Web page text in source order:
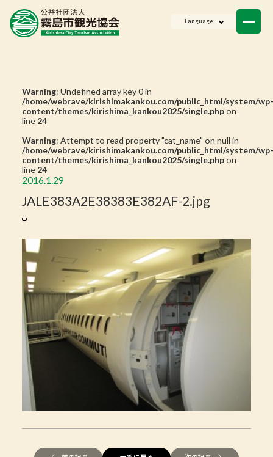
Language
Warning: Undefined array key 0 in
/home/webrave/kirishimakankou.com/public_html/system/wp-
content/themes/kirishima_kankou2025/single.phpon
line 24
Warning: Attempt to read property "cat_name" on null in
/home/webrave/kirishimakankou.com/public_html/system/wp-
content/themes/kirishima_kankou2025/single.phpon
line 24
2016.1.29
JALE383A2E38383E382AF-2.jpg